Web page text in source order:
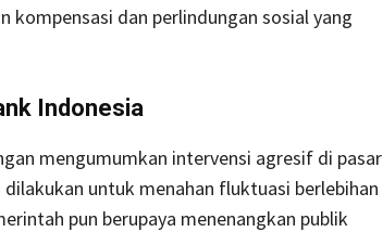
kompensasi dan perlindungan sosial yang
Indonesia
mengumumkan intervensi agresif di pasar
untuk menahan fluktuasi berlebihan
pun berupaya menenangkan publik